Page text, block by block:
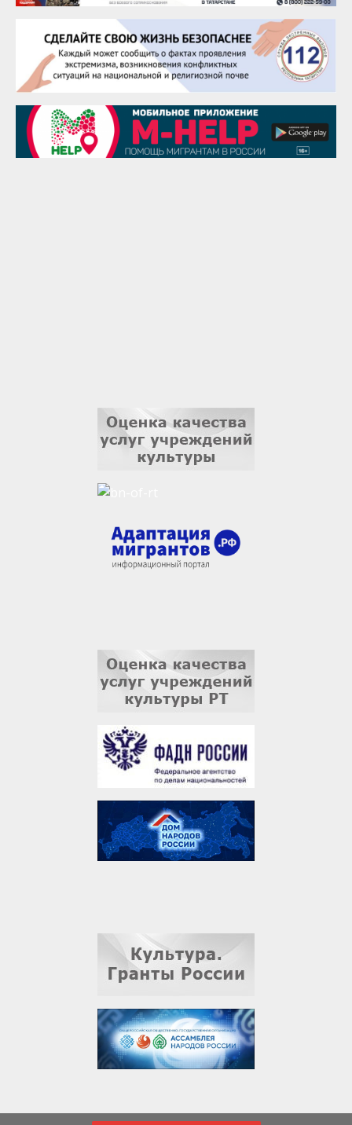
Евгений Ефимов
25 августа
Сэсэгма Бубеева
28 августа
Чингиз Мустафаев
29 августа
Надежда Рослова